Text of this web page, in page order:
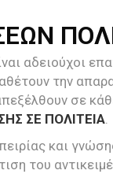
αδειούχοι
την
σε
ΣΕ ΠΟΛΙΤΕΙΑ.
και
του